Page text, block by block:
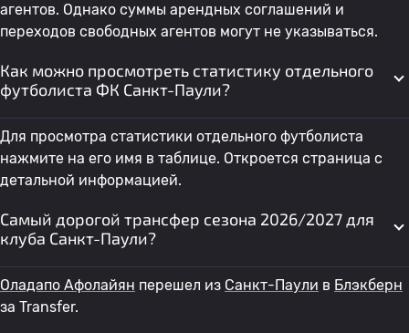
агентов. Однако суммы арендных соглашений и
переходов свободных агентов могут не указываться.
Как можно просмотреть статистику отдельного
футболиста ФК Санкт-Паули?
Для просмотра статистики отдельного футболиста
нажмите на его имя в таблице. Откроется страница с
детальной информацией.
Самый дорогой трансфер сезона 2026/2027 для
клуба Санкт-Паули?
Оладапо Афолайян перешел из Санкт-Паули в Блэкберн
за Transfer.